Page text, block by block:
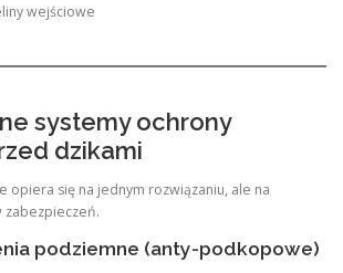
wejściowe
systemy ochrony
dzikami
opiera się na jednym rozwiązaniu, ale na
zabezpieczeń.
podziemne (anty-podkopowe)